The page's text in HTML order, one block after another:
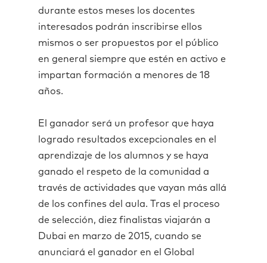
durante estos meses los docentes
interesados podrán inscribirse ellos
mismos o ser propuestos por el público
en general siempre que estén en activo e
impartan formación a menores de 18
años.
El ganador será un profesor que haya
logrado resultados excepcionales en el
aprendizaje de los alumnos y se haya
ganado el respeto de la comunidad a
través de actividades que vayan más allá
de los confines del aula. Tras el proceso
de selección, diez finalistas viajarán a
Dubai en marzo de 2015, cuando se
anunciará el ganador en el Global